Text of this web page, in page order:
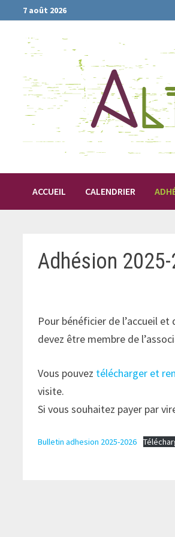
Passer
au
contenu
7 août 2026
ACCUEIL CALENDRIER
Adhésion
Pour bénéficier de l’accueil
devez être membre de
Vous pouvez télécharger et
visite.
Si vous souhaitez payer par
Bulletin adhesion 2025-2026